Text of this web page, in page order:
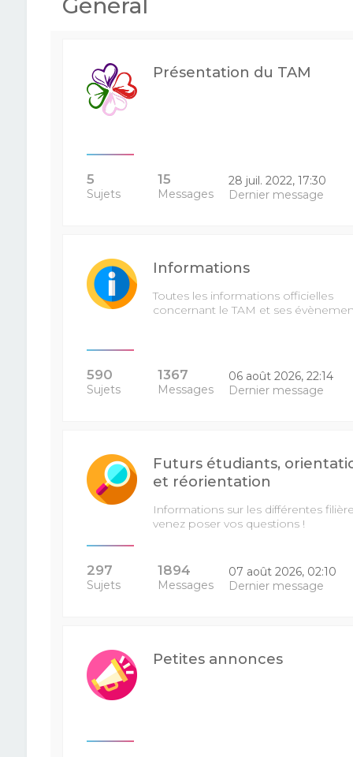
Général
Présentation du TAM
5
Sujets
15
Messages
28 juil. 2022, 17:30
Dernier message
Informations
Toutes les informations officielles
concernant le TAM et ses
590
Sujets
1367
Messages
06 août 2026, 22:14
Dernier message
Futurs étudiants,
et réorientation
Informations sur les différentes
venez poser vos questions !
297
Sujets
1894
Messages
07 août 2026, 02:10
Dernier message
Petites annonces